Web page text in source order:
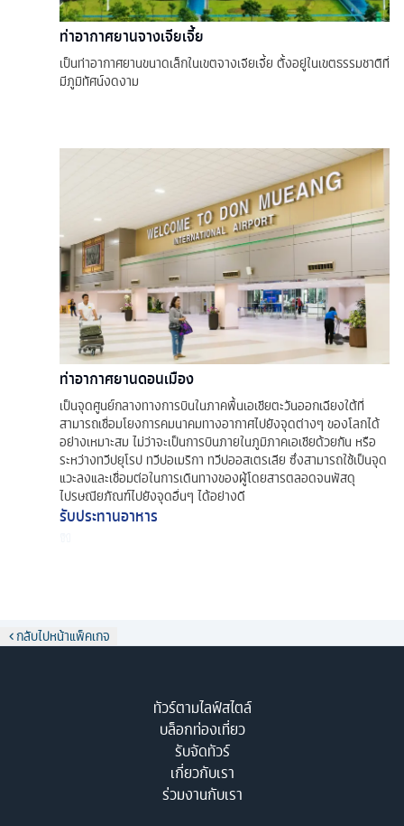
ท่าอากาศยานจางเจียเจี้ย
เป็นท่าอากาศยานขนาดเล็กในเขตจางเจียเจี้ย ตั้งอยู่ในเขตธรรมชาติที่
มีภูมิทัศน์งดงาม
ท่าอากาศยานดอนเมือง
เป็นจุดศูนย์กลางทางการบินในภาคพื้นเอเชียตะวันออกเฉียงใต้ที่
สามารถเชื่อมโยงการคมนาคมทางอากาศไปยังจุดต่างๆ ของโลกได้
อย่างเหมาะสม ไม่ว่าจะเป็นการบินภายในภูมิภาคเอเชียด้วยกัน หรือ
ระหว่างทวีปยุโรป ทวีปอเมริกา ทวีปออสเตรเลีย ซึ่งสามารถใช้เป็นจุด
แวะลงและเชื่อมต่อในการเดินทางของผู้โดยสารตลอดจนพัสดุ
ไปรษณียภัณฑ์ไปยังจุดอื่นๆ ได้อย่างดี
รับประทานอาหาร
กลับไปหน้าแพ็คเกจ
ทัวร์ตามไลฟ์สไตล์
บล็อกท่องเที่ยว
รับจัดทัวร์
เกี่ยวกับเรา
ร่วมงานกับเรา